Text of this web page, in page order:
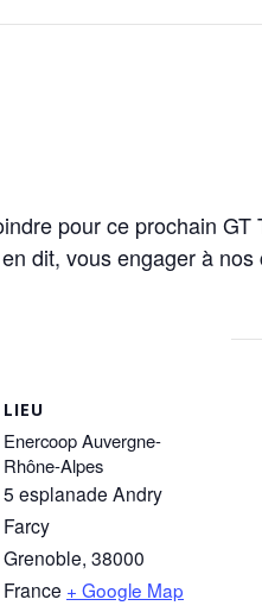
pour ce prochain
dit, vous engager à nos
LIEU
Enercoop Auvergne-
Rhône-Alpes
5 esplanade Andry
Farcy
Grenoble, 38000
France + Google Map